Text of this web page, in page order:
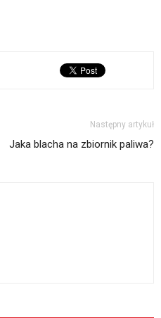
Następny artykuł
Jaka blacha na zbiornik paliwa?